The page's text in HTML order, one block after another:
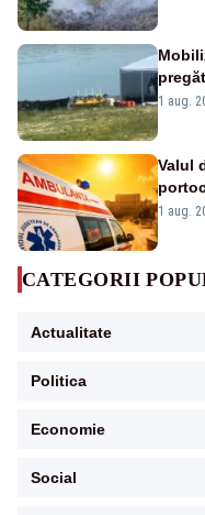
către
1 aug.
Valul
1 aug.
CATEGORII
Actualitate
Politica
Economie
Social